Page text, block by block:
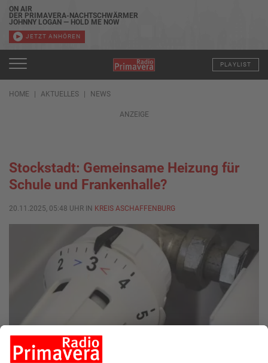
ON AIR
DER PRIMAVERA-NACHTSCHWÄRMER
JOHNNY LOGAN — HOLD ME NOW
JETZT ANHÖREN
PLAYLIST
HOME AKTUELLES NEWS
ANZEIGE
Stockstadt: Gemeinsame Heizung für
Schule und Frankenhalle?
20.11.2025, 05:48 UHR IN KREIS ASCHAFFENBURG